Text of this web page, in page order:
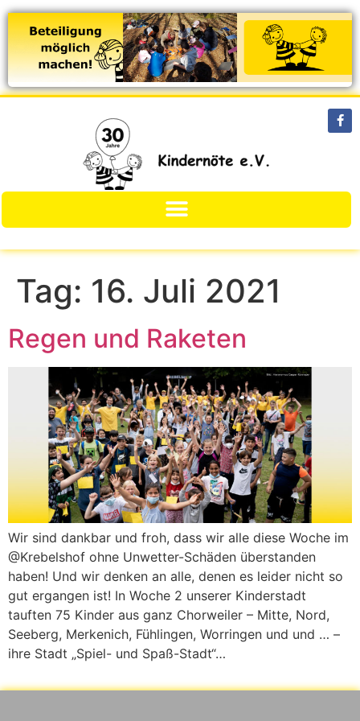
Tag: 16. Juli 2021
Regen und Raketen
Wir sind dankbar und froh, dass wir alle diese Woche im
@Krebelshof ohne Unwetter-Schäden überstanden
haben! Und wir denken an alle, denen es leider nicht so
gut ergangen ist! In Woche 2 unserer Kinderstadt
tauften 75 Kinder aus ganz Chorweiler – Mitte, Nord,
Seeberg, Merkenich, Fühlingen, Worringen und und … –
ihre Stadt „Spiel- und Spaß-Stadt“…